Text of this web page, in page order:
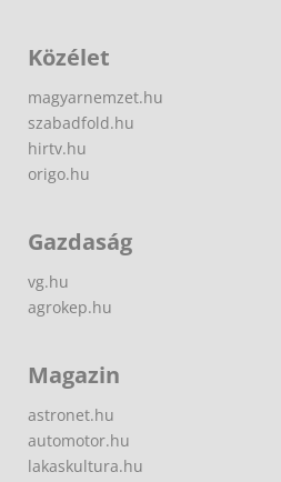
Közélet
magyarnemzet.hu
szabadfold.hu
hirtv.hu
origo.hu
Gazdaság
vg.hu
agrokep.hu
Magazin
astronet.hu
automotor.hu
lakaskultura.hu